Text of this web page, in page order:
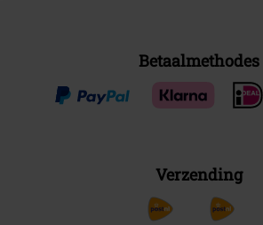
Betaalmethodes
Verzending